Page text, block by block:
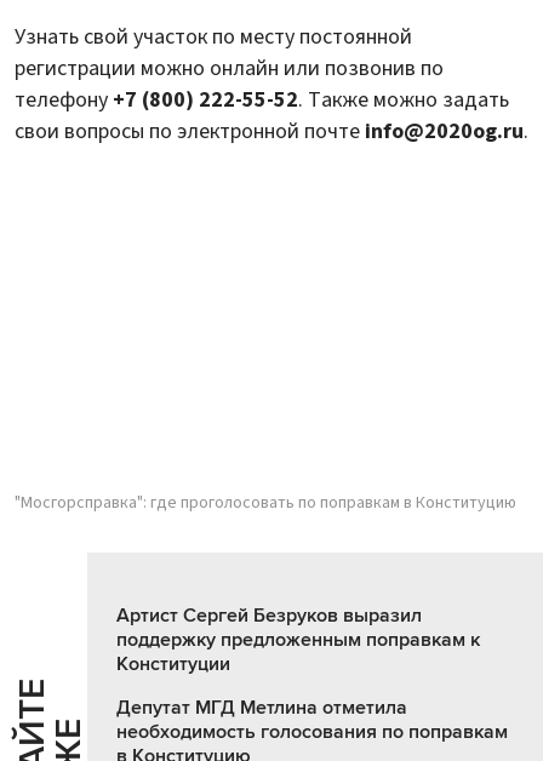
Узнать свой участок по месту постоянной
регистрации можно онлайн или позвонив по
телефону +7 (800) 222-55-52. Также можно задать
свои вопросы по электронной почте info@2020og.ru.
"Мосгорсправка": где проголосовать по поправкам в Конституцию
Артист Сергей Безруков выразил
поддержку предложенным поправкам к
Конституции
Депутат МГД Метлина отметила
необходимость голосования по поправкам
в Конституцию